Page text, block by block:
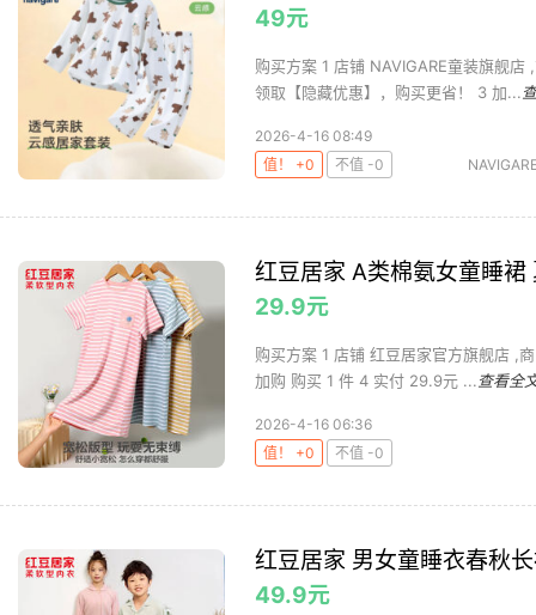
49元
购买方案 1 店铺 NAVIGARE童装旗舰
领取【隐藏优惠】，购买更省！ 3 加...
2026-4-16 08:49
值！ +0
不值 -0
红豆居家 A类棉氨女童睡裙
29.9元
购买方案 1 店铺 红豆居家官方旗舰店 ,
加购 购买 1 件 4 实付 29.9元 ... 查看全
2026-4-16 06:36
值！ +0
不值 -0
红豆居家 男女童睡衣春秋
49.9元